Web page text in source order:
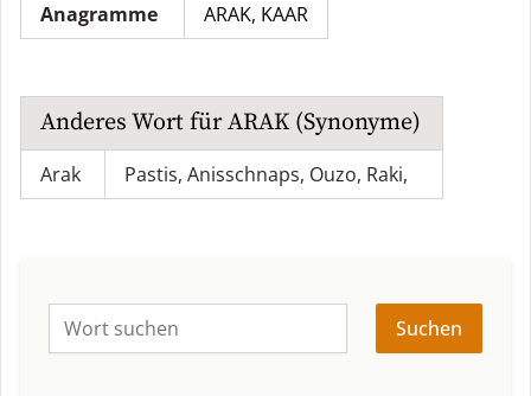
Anagramme
ARAK, KAAR
Anderes Wort fürARAK(Synonyme)
Arak Pastis, Anisschnaps, Ouzo, Raki,
Suchen